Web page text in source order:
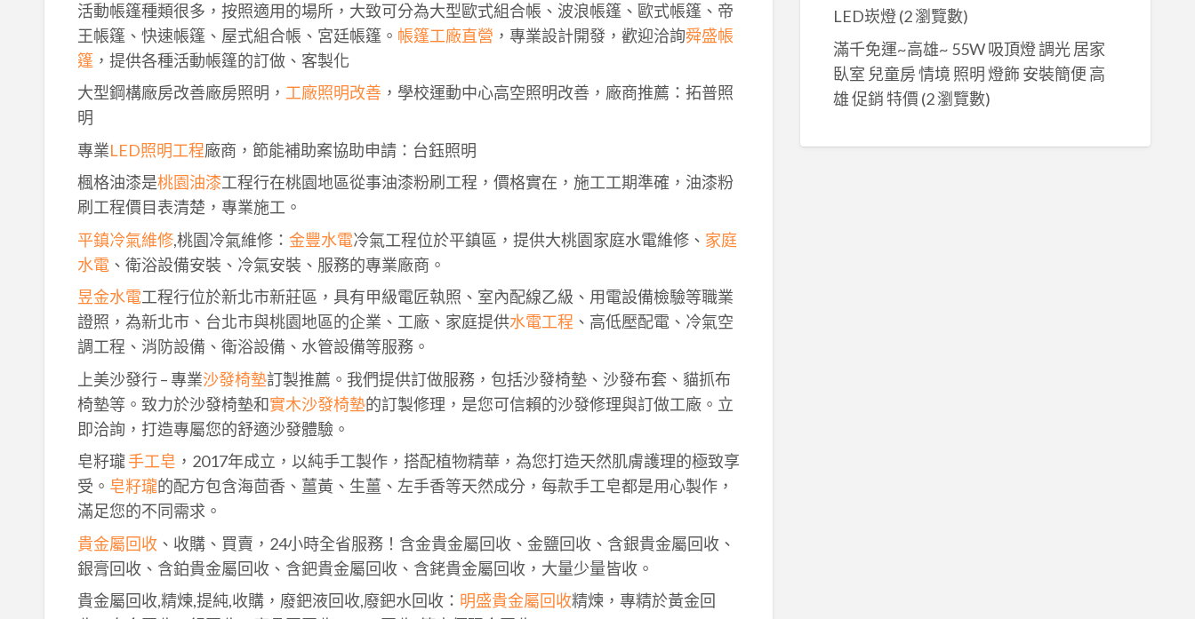
活動帳篷種類很多，按照適用的場所，大致可分為大型歐式組合帳、波浪帳篷、歐式帳篷、帝
王帳篷、快速帳篷、屋式組合帳、宮廷帳篷。 帳篷工廠直營 ，專業設計開發，歡迎洽詢舜盛帳
篷，提供各種活動帳篷的訂做、客製化
大型鋼構廠房改善廠房照明， 工廠照明改善，學校運動中心高空照明改善，廠商推薦：拓普照
明
專業LED照明工程廠商，節能補助案協助申請：台鈺照明
楓格油漆是桃園油漆工程行在桃園地區從事油漆粉刷工程，價格實在，施工工期準確，油漆粉
刷工程價目表清楚，專業施工。
平鎮冷氣維修,桃園冷氣維修： 金豐水電冷氣工程位於平鎮區，提供大桃園家庭水電維修、 家庭
水電、衛浴設備安裝、冷氣安裝、服務的專業廠商。
昱金水電工程行位於新北市新莊區，具有甲級電匠執照、室內配線乙級、用電設備檢驗等職業
證照，為新北市、台北市與桃園地區的企業、工廠、家庭提供水電工程 、高低壓配電、冷氣空
調工程、消防設備、衛浴設備、水管設備等服務。
上美沙發行 – 專業沙發椅墊訂製推薦。我們提供訂做服務，包括沙發椅墊、沙發布套、貓抓布
椅墊等。致力於沙發椅墊和實木沙發椅墊的訂製修理，是您可信賴的沙發修理與訂做工廠。立
即洽詢，打造專屬您的舒適沙發體驗。
皂籽瓏手工皂 ，2017年成立，以純手工製作，搭配植物精華，為您打造天然肌膚護理的極致享
受。 皂籽瓏的配方包含海茴香、薑黃、生薑、左手香等天然成分，每款手工皂都是用心製作，
滿足您的不同需求。
貴金屬回收、收購、買賣，24小時全省服務！含金貴金屬回收、金鹽回收、含銀貴金屬回收、
銀膏回收、含鉑貴金屬回收、含鈀貴金屬回收、含銠貴金屬回收，大量少量皆收。
貴金屬回收,精煉,提純,收購，廢鈀液回收,廢鈀水回收： 明盛貴金屬回收精煉，專精於黃金回
LED崁燈(2 瀏覽數)
滿千免運~高雄~ 55W 吸頂燈 調光 居家
臥室 兒童房 情境 照明 燈飾 安裝簡便 高
雄 促銷 特價(2 瀏覽數)